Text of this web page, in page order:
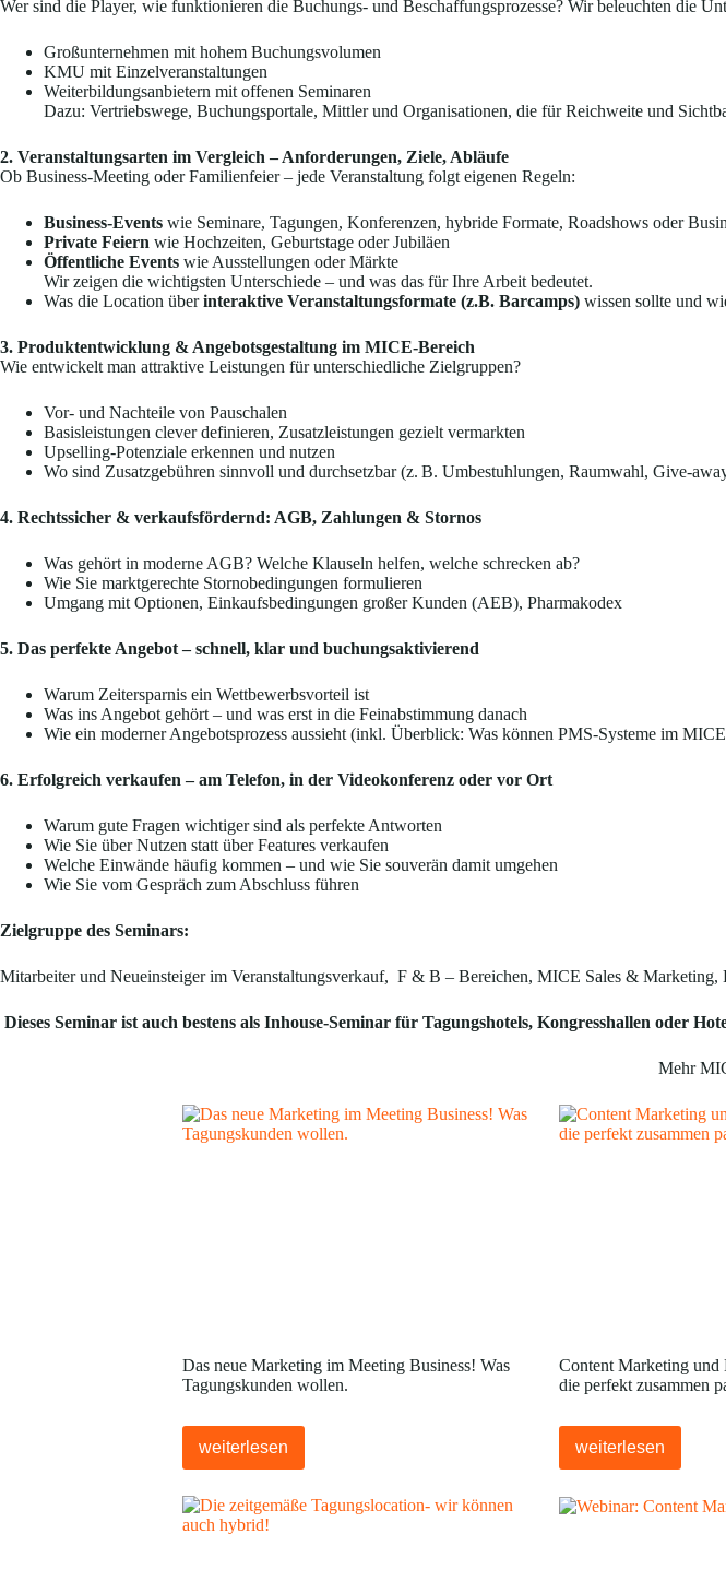
Wer sind die Player, wie funktionieren die Buchungs- und Beschaffungsprozesse? Wir beleuchten die
Großunternehmen mit hohem Buchungsvolumen
KMU mit Einzelveranstaltungen
Weiterbildungsanbietern mit offenen Seminaren
Dazu: Vertriebswege, Buchungsportale, Mittler und Organisationen, die für Reichweite und
2. Veranstaltungsarten im Vergleich – Anforderungen, Ziele, Abläufe
Ob Business-Meeting oder Familienfeier – jede Veranstaltung folgt eigenen Regeln:
Business-Events wie Seminare, Tagungen, Konferenzen, hybride Formate, Roadshows oder
Private Feiern wie Hochzeiten, Geburtstage oder Jubiläen
Öffentliche Events wie Ausstellungen oder Märkte
Wir zeigen die wichtigsten Unterschiede – und was das für Ihre Arbeit bedeutet.
Was die Location überinteraktive Veranstaltungsformate (z.B. Barcamps) wissen sollte und
3. Produktentwicklung & Angebotsgestaltung im MICE-Bereich
Wie entwickelt man attraktive Leistungen für unterschiedliche Zielgruppen?
Vor- und Nachteile von Pauschalen
Basisleistungen clever definieren, Zusatzleistungen gezielt vermarkten
Upselling-Potenziale erkennen und nutzen
Wo sind Zusatzgebühren sinnvoll und durchsetzbar (z. B. Umbestuhlungen, Raumwahl, Give-
4. Rechtssicher & verkaufsfördernd: AGB, Zahlungen & Stornos
Was gehört in moderne AGB? Welche Klauseln helfen, welche schrecken ab?
Wie Sie marktgerechte Stornobedingungen formulieren
Umgang mit Optionen, Einkaufsbedingungen großer Kunden (AEB), Pharmakodex
5. Das perfekte Angebot – schnell, klar und buchungsaktivierend
Warum Zeitersparnis ein Wettbewerbsvorteil ist
Was ins Angebot gehört – und was erst in die Feinabstimmung danach
Wie ein moderner Angebotsprozess aussieht (inkl. Überblick: Was können PMS-Systeme im
6. Erfolgreich verkaufen – am Telefon, in der Videokonferenz oder vor Ort
Warum gute Fragen wichtiger sind als perfekte Antworten
Wie Sie über Nutzen statt über Features verkaufen
Welche Einwände häufig kommen – und wie Sie souverän damit umgehen
Wie Sie vom Gespräch zum Abschluss führen
Zielgruppe des Seminars:
Mitarbeiter und Neueinsteiger im Veranstaltungsverkauf, F & B – Bereichen, MICE Sales &
Dieses Seminar ist auch bestens als Inhouse-Seminar für Tagungshotels, Kongresshallen oder
Mehr
Das neue Marketing im Meeting Business! Was
Tagungskunden wollen.
weiterlesen
Content Marketing
die perfekt zusammen
weiterlesen